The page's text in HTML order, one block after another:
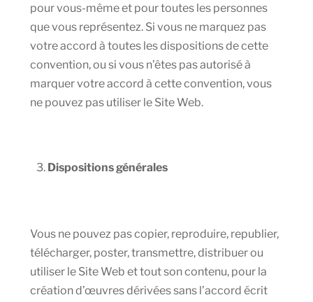
pour vous-même et pour toutes les personnes
que vous représentez. Si vous ne marquez pas
votre accord à toutes les dispositions de cette
convention, ou si vous n’êtes pas autorisé à
marquer votre accord à cette convention, vous
ne pouvez pas utiliser le Site Web.
Dispositions générales
Vous ne pouvez pas copier, reproduire, republier,
télécharger, poster, transmettre, distribuer ou
utiliser le Site Web et tout son contenu, pour la
création d’œuvres dérivées sans l’accord écrit